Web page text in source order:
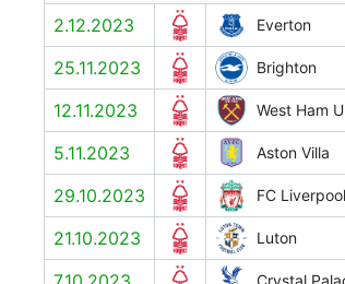
2.12.2023
Everton
25.11.2023 Brighton
12.11.2023
West Ham
5.11.2023 Aston Villa
29.10.2023 FC Liverpool
21.10.2023 Luton
Crystal